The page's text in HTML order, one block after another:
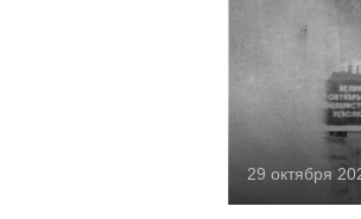
29 октября